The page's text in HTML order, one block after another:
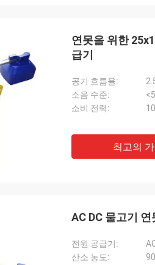
연못을 위한
급기
공기 흐름율:
소음 수준:
소비 전력:
최고의
AC DC 물고기
전원 공급기:
산소 농도: